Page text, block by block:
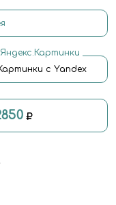
Яндекс.Картинки
с Yandex